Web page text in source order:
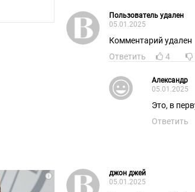
Пользователь удален
05.01.2025
Комментарий удален
Ответить
4
Александр
05.01.2025
Это, в
Ответить
джон джей
05.01.2025